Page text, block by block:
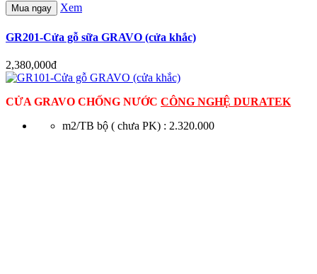
Mua ngay Xem
GR201-Cửa gỗ sữa GRAVO (cửa khắc)
2,380,000đ
CỬA GRAVO CHỐNG NƯỚC CÔNG NGHỆ DURATEK
m2/TB bộ ( chưa PK) : 2.320.000